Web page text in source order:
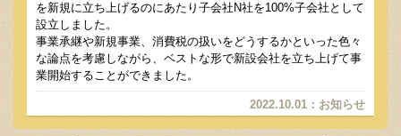
を新規に立ち上げるのにあたり子会社N社を100%子会社として
設立しました。
事業承継や新規事業、消費税の扱いをどうするかといった色々
な論点を考慮しながら、ベストな形で新設会社を立ち上げて事
業開始することができました。
2022.10.01 ： お知らせ